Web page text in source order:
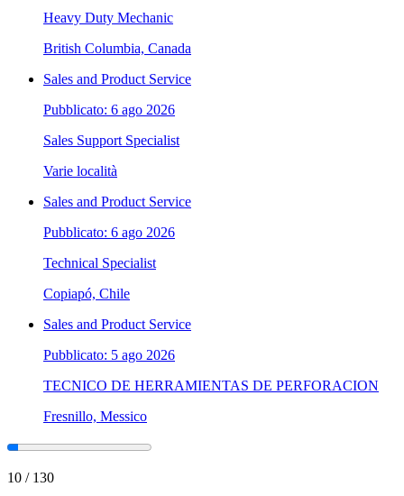
Heavy Duty Mechanic
British Columbia, Canada
Sales and Product Service
Pubblicato: 6 ago 2026
Sales Support Specialist
Varie località
Sales and Product Service
Pubblicato: 6 ago 2026
Technical Specialist
Copiapó, Chile
Sales and Product Service
Pubblicato: 5 ago 2026
TECNICO DE HERRAMIENTAS DE PERFORACION
Fresnillo, Messico
10 / 130